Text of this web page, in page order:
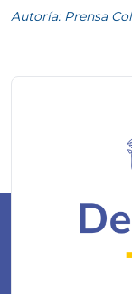
Autoría: Prensa